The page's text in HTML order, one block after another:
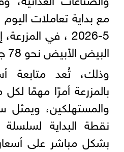
5-2026 ، في
البيض الأبيض نحو 78 جنيها
وذلك، تُعد متابعة
بالمزرعة أمرًا مهمًا لكل
والمستهلكين، ويمثل
نقطة البداية لسلسلة
بشكل مباشر على